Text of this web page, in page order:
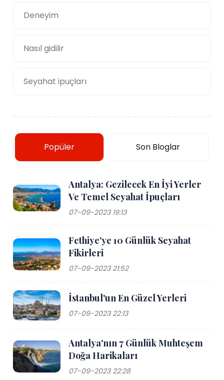
Deneyim
Nasıl gidilir
Seyahat ipuçları
Popüler Son Bloglar
Antalya: Gezilecek En İyi Yerler
Ve Temel Seyahat İpuçları
07-09-2023 19:13
Fethiye'ye 10 Günlük Seyahat
Fikirleri
07-09-2023 21:52
İstanbul'un En Güzel Yerleri
07-09-2023 22:13
Antalya'nın 7 Günlük Muhteşem
Doğa Harikaları
07-09-2023 22:28